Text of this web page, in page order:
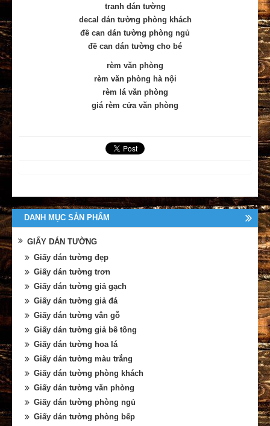
tranh dán tường
decal dán tường phòng khách
đề can dán tường phòng ngủ
đề can dán tường cho bé
rèm văn phòng
rèm văn phòng hà nội
rèm lá văn phòng
giá rèm cửa văn phòng
DANH MỤC SẢN PHẨM
GIẤY DÁN TƯỜNG
Giấy dán tường đẹp
Giấy dán tường trơn
Giấy dán tường giả gạch
Giấy dán tường giả đá
Giấy dán tường vân gỗ
Giấy dán tường giả bê tông
Giấy dán tường hoa lá
Giấy dán tường màu trắng
Giấy dán tường phòng khách
Giấy dán tường văn phòng
Giấy dán tường phòng ngủ
Giấy dán tường phòng bếp